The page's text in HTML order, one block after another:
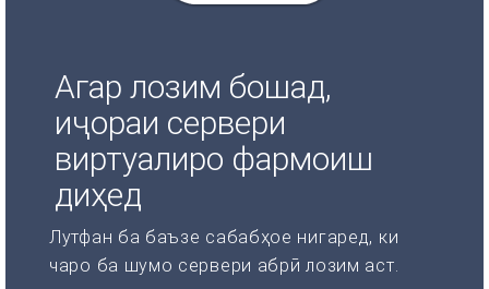
Агар лозим бошад,
иҷораи сервери
виртуалиро фармоиш
диҳед
Лутфан ба баъзе сабабҳое нигаред, ки
чаро ба шумо сервери абрӣ лозим аст.